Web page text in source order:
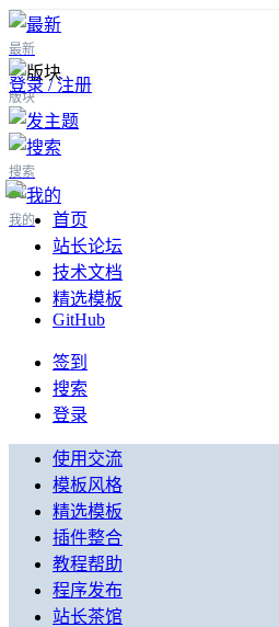
最新
版块
搜索
我的
登录 / 注册
首页
站长论坛
技术文档
精选模板
GitHub
签到
搜索
登录
使用交流
模板风格
精选模板
插件整合
教程帮助
程序发布
站长茶馆